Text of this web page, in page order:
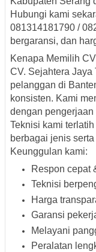
Hubungi kami
081314181790 /
bergaransi, dan
Kenapa Memilih
CV. Sejahtera Jaya
pelanggan di
konsisten. Kami
dengan pengerjaan
Teknisi kami
berbagai jenis
Keunggulan kami:
Respon cepat
Teknisi
Harga
Garansi
Melayani
Peralatan